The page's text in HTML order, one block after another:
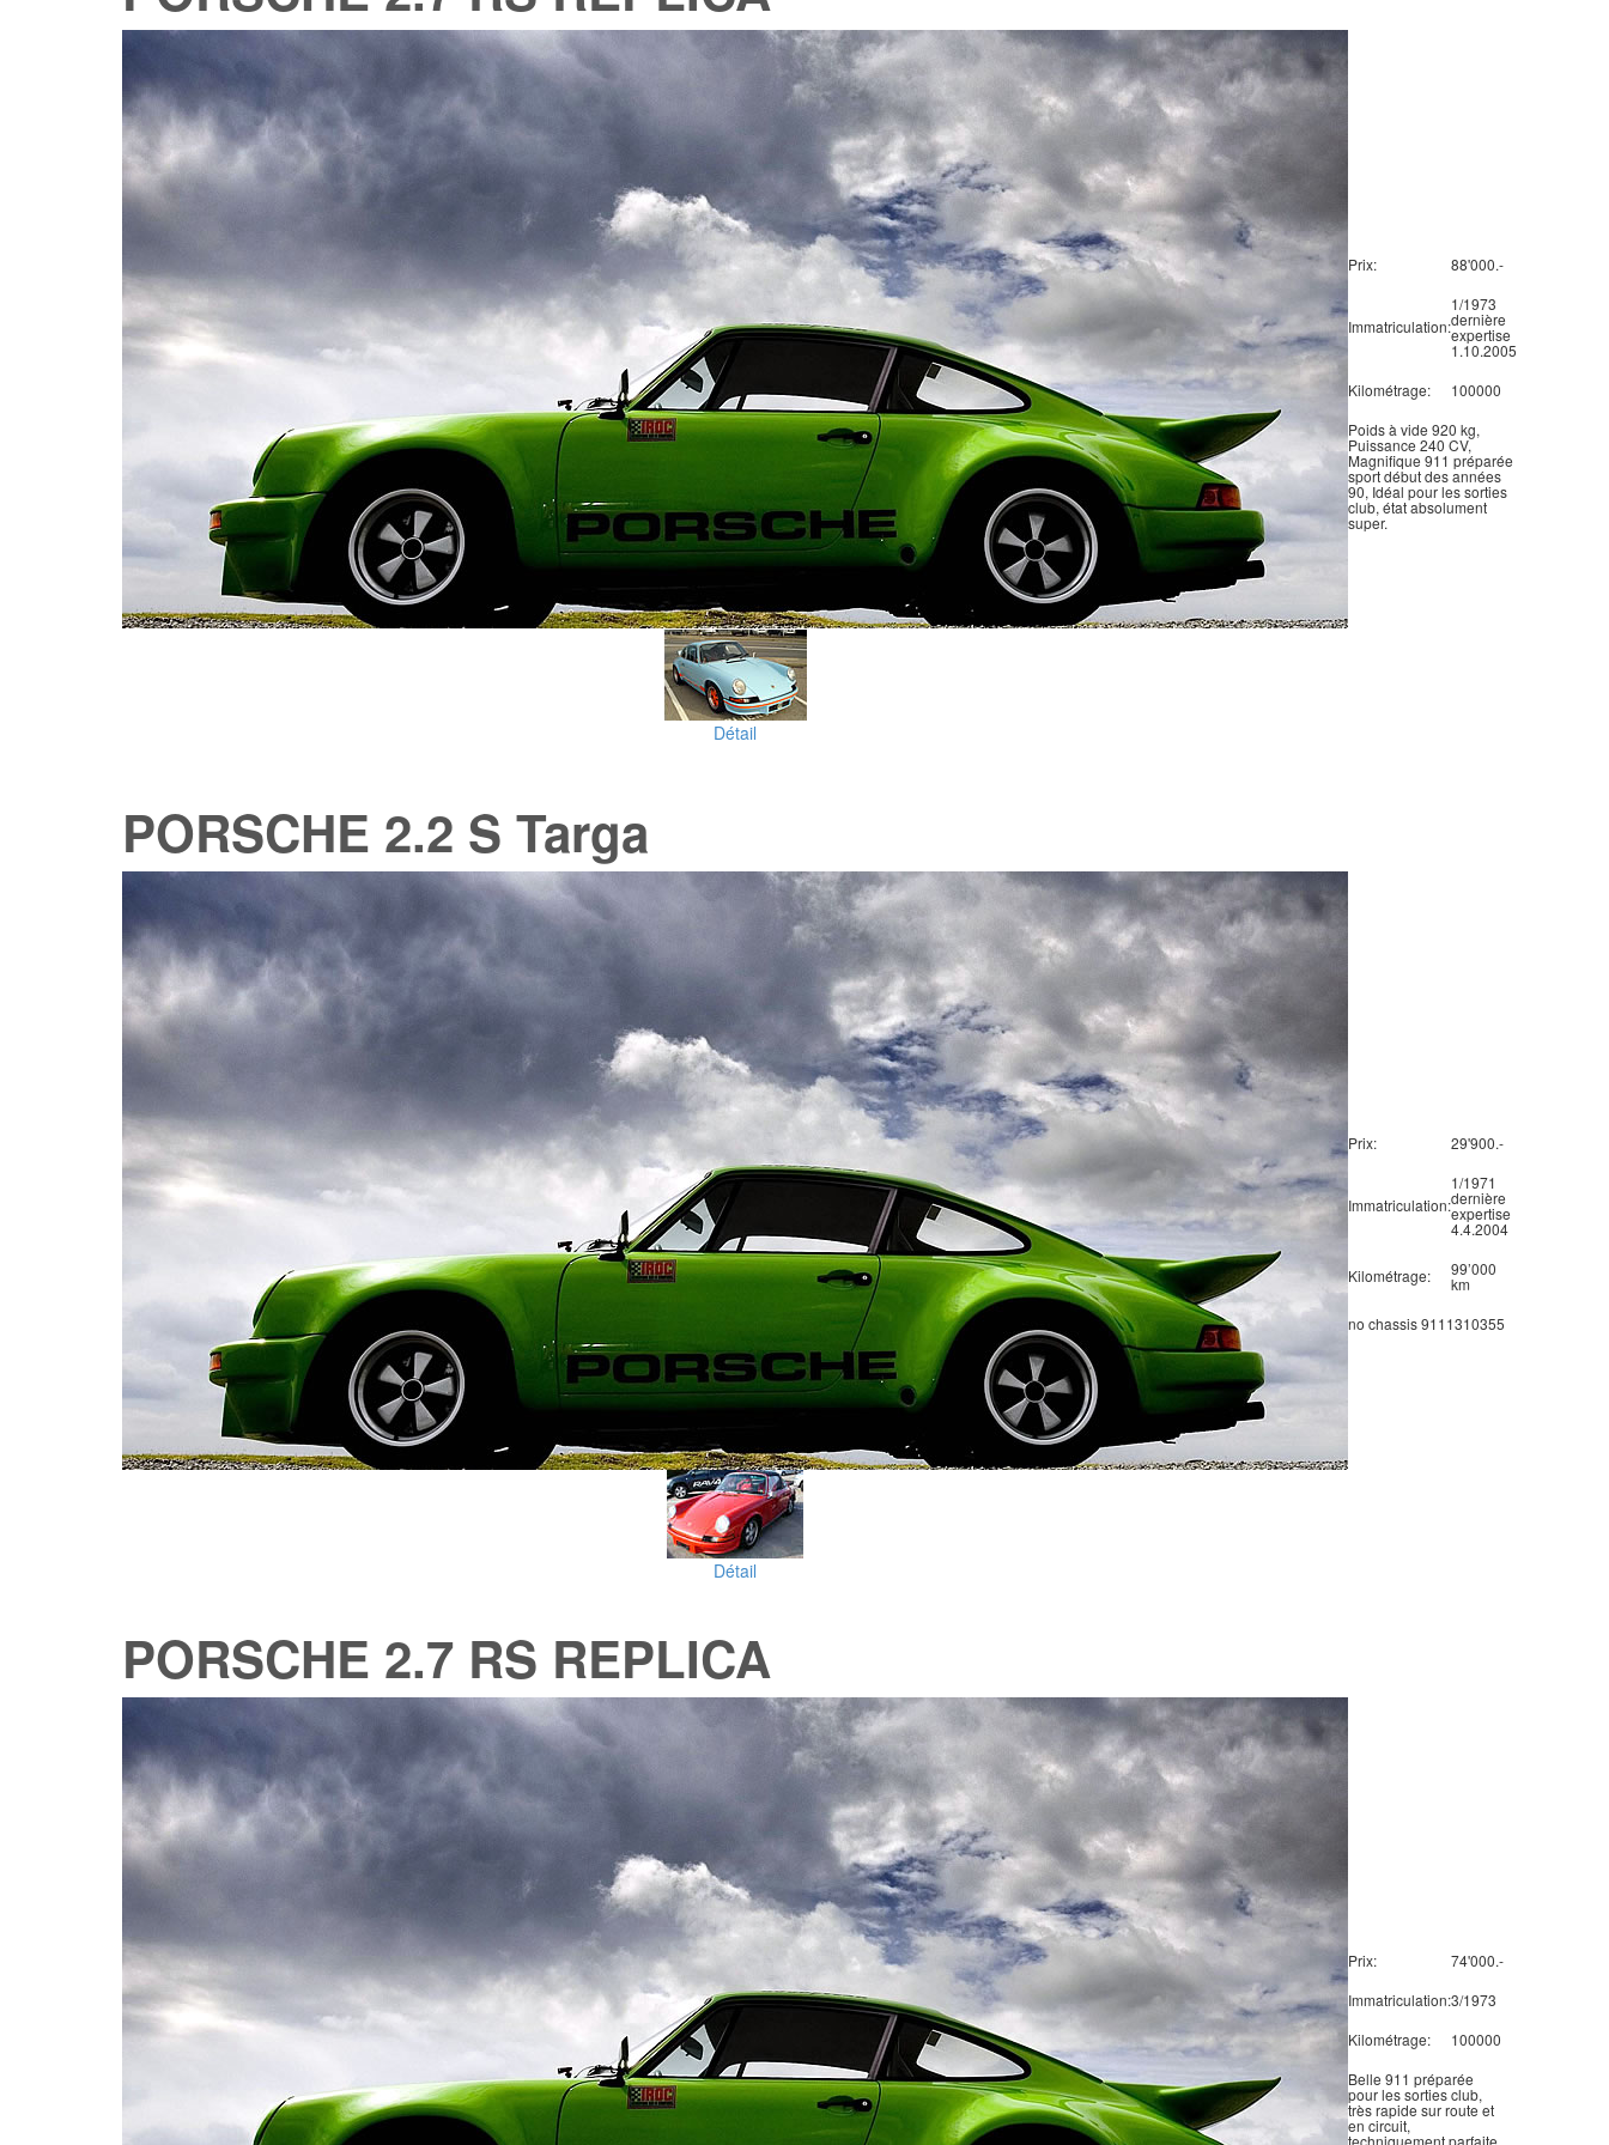
Détail
Prix: 88'000.-
Immatriculation:
1/1973
dernière
expertise
1.10.2005
Kilométrage:
100000
Poids à vide 920 kg,
Puissance 240 CV,
Magnifique 911 préparée
sport début des années
90, Idéal pour les sorties
club, état absolument
super.
PORSCHE 2.2 S Targa
Détail
Prix: 29'900.-
Immatriculation:
1/1971
dernière
expertise
4.4.2004
Kilométrage: 99’000
km
no chassis 9111310355
PORSCHE 2.7 RS REPLICA
Prix:
74'000.-
Immatriculation:3/1973
Kilométrage:
100000
Belle 911 préparée
pour les sorties club,
très rapide sur route et
en circuit,
techniquement parfaite.